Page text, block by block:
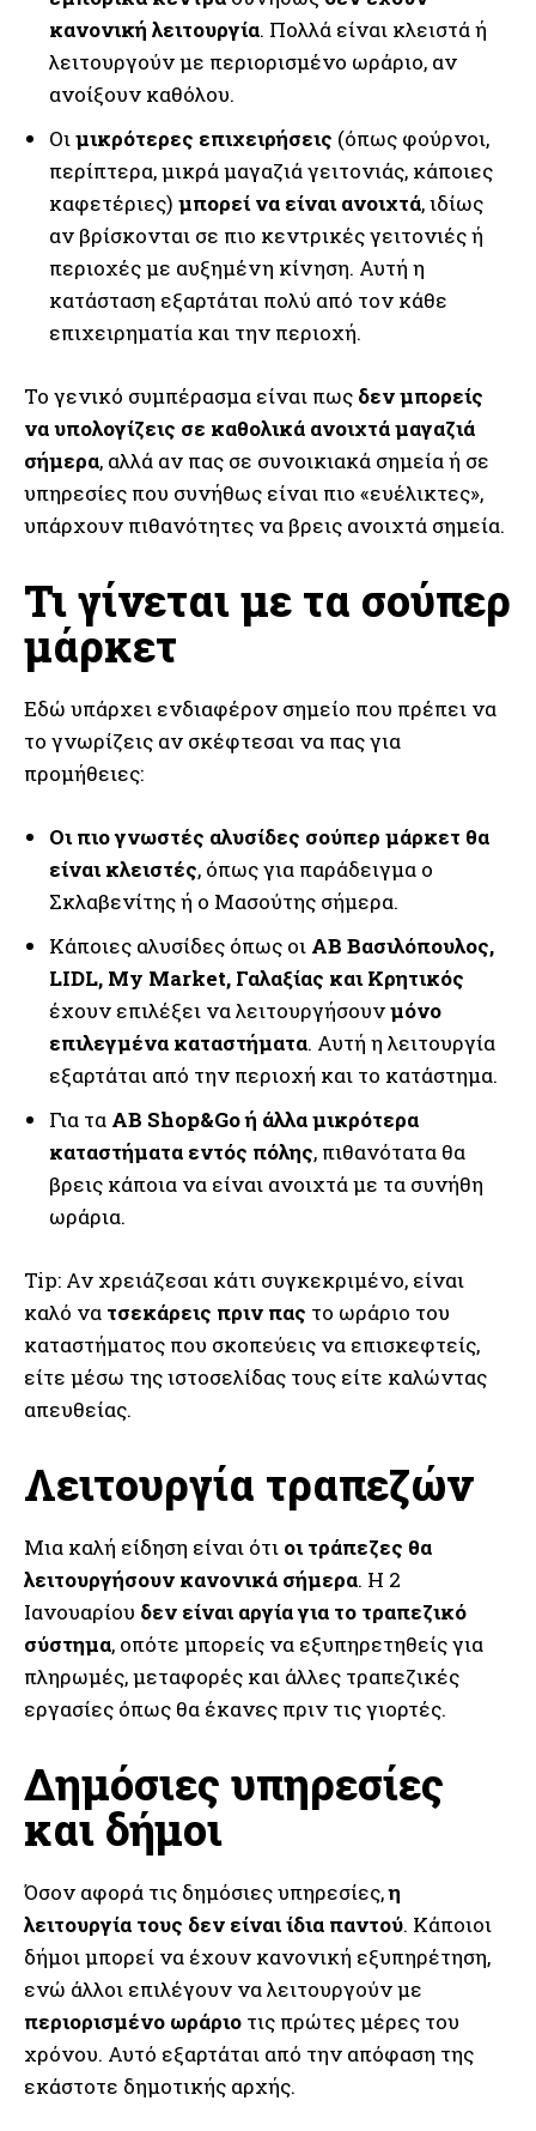
κανονική λειτουργία. Πολλά είναι κλειστά ή
λειτουργούν με περιορισμένο ωράριο, αν
ανοίξουν καθόλου.
Οιμικρότερες επιχειρήσεις (όπως φούρνοι,
περίπτερα, μικρά μαγαζιά γειτονιάς, κάποιες
καφετέριες) μπορεί να είναι ανοιχτά, ιδίως
αν βρίσκονται σε πιο κεντρικές γειτονιές ή
περιοχές με αυξημένη κίνηση. Αυτή η
κατάσταση εξαρτάται πολύ από τον κάθε
επιχειρηματία και την περιοχή.
Το γενικό συμπέρασμα είναι πως δεν μπορείς
να υπολογίζεις σε καθολικά ανοιχτά μαγαζιά
σήμερα, αλλά αν πας σε συνοικιακά σημεία ή σε
υπηρεσίες που συνήθως είναι πιο «ευέλικτες»,
υπάρχουν πιθανότητες να βρεις ανοιχτά σημεία.
Τι γίνεται με τα σούπερ
μάρκετ
Εδώ υπάρχει ενδιαφέρον σημείο που πρέπει να
το γνωρίζεις αν σκέφτεσαι να πας για
προμήθειες:
Οι πιο γνωστές αλυσίδες σούπερ μάρκετ θα
είναι κλειστές, όπως για παράδειγμα ο
Σκλαβενίτης ή ο Μασούτης σήμερα.
Κάποιες αλυσίδες όπως οι AB Βασιλόπουλος,
LIDL, My Market, Γαλαξίας και Κρητικός
έχουν επιλέξει να λειτουργήσουνμόνο
επιλεγμένα καταστήματα. Αυτή η λειτουργία
εξαρτάται από την περιοχή και το κατάστημα.
Για τα AB Shop&Go ή άλλα μικρότερα
καταστήματα εντός πόλης, πιθανότατα θα
βρεις κάποια να είναι ανοιχτά με τα συνήθη
ωράρια.
Tip: Αν χρειάζεσαι κάτι συγκεκριμένο, είναι
καλό να τσεκάρεις πριν πας το ωράριο του
καταστήματος που σκοπεύεις να επισκεφτείς,
είτε μέσω της ιστοσελίδας τους είτε καλώντας
απευθείας.
Λειτουργία τραπεζών
Μια καλή είδηση είναι ότι οι τράπεζες θα
λειτουργήσουν κανονικά σήμερα. Η 2
Ιανουαρίου δεν είναι αργία για το τραπεζικό
σύστημα, οπότε μπορείς να εξυπηρετηθείς για
πληρωμές, μεταφορές και άλλες τραπεζικές
εργασίες όπως θα έκανες πριν τις γιορτές.
Δημόσιες υπηρεσίες
και δήμοι
Όσον αφορά τις δημόσιες υπηρεσίες,η
λειτουργία τους δεν είναι ίδια παντού. Κάποιοι
δήμοι μπορεί να έχουν κανονική εξυπηρέτηση,
ενώ άλλοι επιλέγουν να λειτουργούν με
περιορισμένο ωράριο τις πρώτες μέρες του
χρόνου. Αυτό εξαρτάται από την απόφαση της
εκάστοτε δημοτικής αρχής.